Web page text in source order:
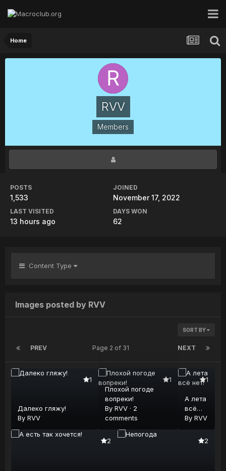
Home
RVV
Members
POSTS
1,533
JOINED
November 17, 2022
LAST VISITED
13 hours ago
DAYS WON
62
Content Type
Images posted by RVV
SORT BY
PREV NEXT
Page 2 of 31
1
Далеко гляжу!
By RVV
1
Плохой погоде
вопреки!
By RVV· 2
comments
1
А лета
всё
нет!
ByRVV
2 2